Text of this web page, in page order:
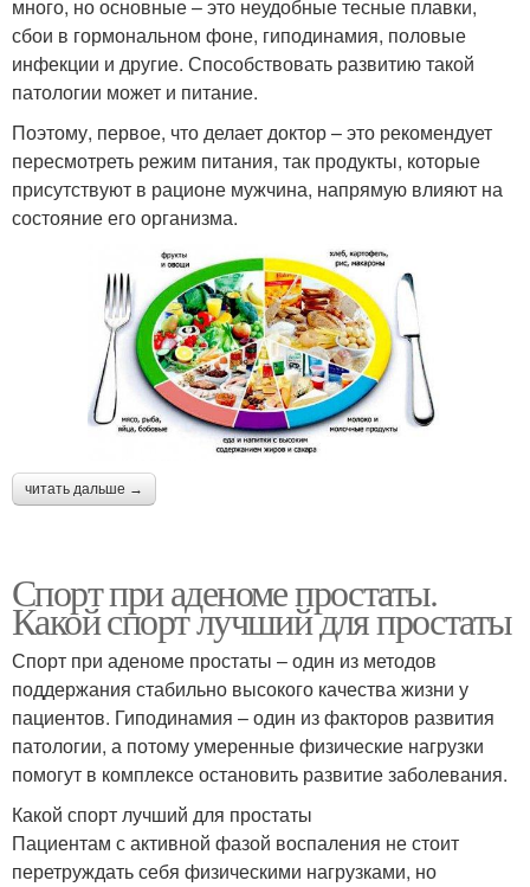
много, но основные – это неудобные тесные плавки,
сбои в гормональном фоне, гиподинамия, половые
инфекции и другие. Способствовать развитию такой
патологии может и питание.
Поэтому, первое, что делает доктор – это рекомендует
пересмотреть режим питания, так продукты, которые
присутствуют в рационе мужчина, напрямую влияют на
состояние его организма.
читать дальше →
Спорт при аденоме простаты.
Какой спорт лучший для простаты
Спорт при аденоме простаты – один из методов
поддержания стабильно высокого качества жизни у
пациентов. Гиподинамия – один из факторов развития
патологии, а потому умеренные физические нагрузки
помогут в комплексе остановить развитие заболевания.
Какой спорт лучший для простаты
Пациентам с активной фазой воспаления не стоит
перетруждать себя физическими нагрузками, но